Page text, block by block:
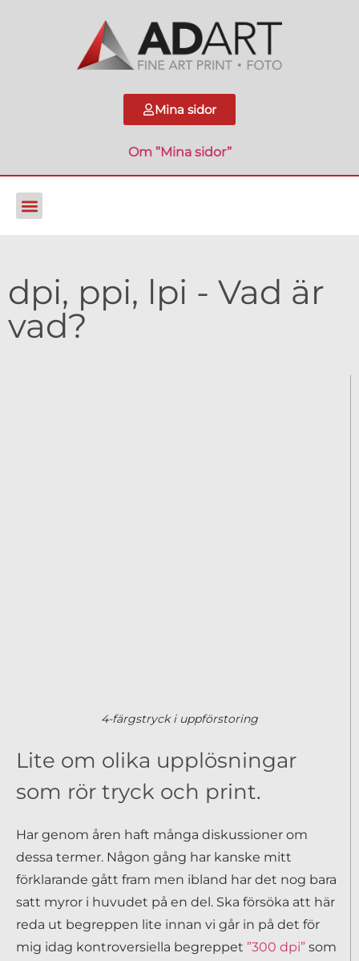
Mina sidor
Om ”Mina sidor”
dpi, ppi, lpi - Vad är
vad?
4-färgstryck i uppförstoring
Lite om olika upplösningar
som rör tryck och print.
Har genom åren haft många diskussioner om
dessa termer. Någon gång har kanske mitt
förklarande gått fram men ibland har det nog bara
satt myror i huvudet på en del. Ska försöka att här
reda ut begreppen lite innan vi går in på det för
mig idag kontroversiella begreppet ”300 dpi” som